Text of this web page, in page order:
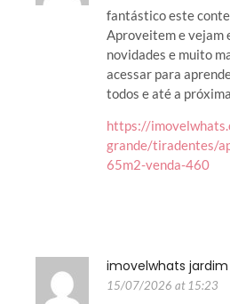
fantástico este
Aproveitem e vejam
novidades e muito
acessar para
todos e até a
https://
grande/tiradentes/
65m2-venda-460
imovelwhats
15/07/2026 at 15:23